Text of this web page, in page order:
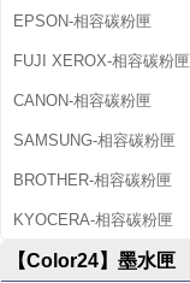
EPSON-相容碳粉匣
FUJI XEROX-相容碳粉匣
CANON-相容碳粉匣
SAMSUNG-相容碳粉匣
BROTHER-相容碳粉匣
KYOCERA-相容碳粉匣
【Color24】墨水匣